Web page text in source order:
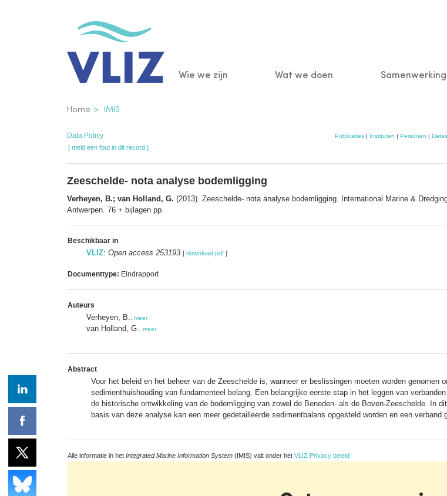
Main
Wie we zijn Wat we doen
Kruimelpad
Home IMIS
Data Policy Publicaties| Instituten | Personen |
[ meld een fout in dit record ]
Zeeschelde- nota analyse bodemligging
Verheyen, B.; van Holland, G. (2013). Zeeschelde- nota analyse bodemligging. International Marine &
Antwerpen. 76 + bijlagen pp.
Beschikbaar in
VLIZ: Open access 253193 [ download pdf ]
Documenttype: Eindrapport
Auteurs
Verheyen, B. meer
van Holland, G. meer
Abstract
Voor het beleid en het beheer van de Zeeschelde is, wanneer er beslissingen moeten worden genomen
sedimenthuishouding van fundamenteel belang. Een belangrijke eerste stap in het leggen van
de historische ontwikkeling van de bodemligging van zowel de Beneden- als de Boven-Zeeschelde. In
basis van deze analyse kan een meer gedetailleerde sedimentbalans opgesteld worden en een verband
Alle informatie in het Integrated Marine Information System (IMIS) valt onder het VLIZ Privacy beleid